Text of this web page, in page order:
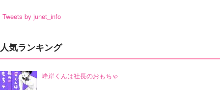
Tweets by junet_info
人気ランキング
峰岸くんは社長のおもちゃ